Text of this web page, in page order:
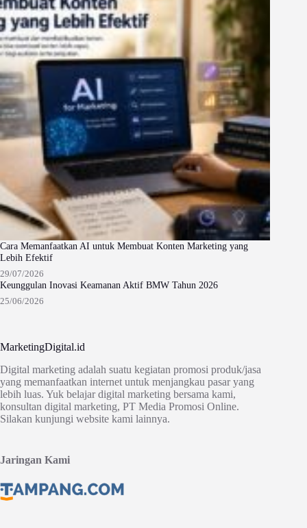
Cara Memanfaatkan AI untuk Membuat Konten Marketing yang
Lebih Efektif
29/07/2026
Keunggulan Inovasi Keamanan Aktif BMW Tahun 2026
25/06/2026
MarketingDigital.id
Digital marketing adalah suatu kegiatan promosi produk/jasa
yang memanfaatkan internet untuk menjangkau pasar yang
lebih luas. Yuk belajar digital marketing bersama kami,
konsultan digital marketing, PT Media Promosi Online.
Silakan kunjungi website kami lainnya.
Jaringan Kami